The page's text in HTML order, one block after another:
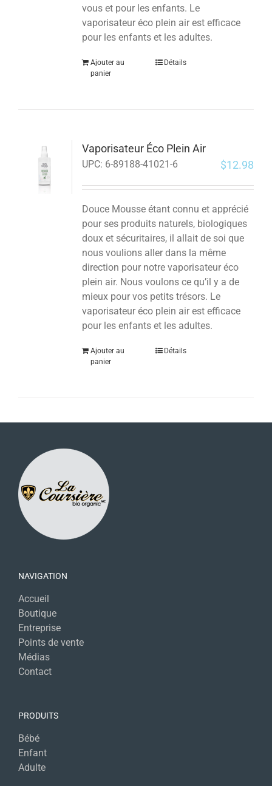
vous et pour les enfants. Le
vaporisateur éco plein air est efficace
pour les enfants et les adultes.
Ajouter au
panier
Détails
Vaporisateur Éco Plein Air
UPC: 6-89188-41021-6 $12.98
Douce Mousse étant connu et apprécié
pour ses produits naturels, biologiques
doux et sécuritaires, il allait de soi que
nous voulions aller dans la même
direction pour notre vaporisateur éco
plein air. Nous voulons ce qu’il y a de
mieux pour vos petits trésors. Le
vaporisateur éco plein air est efficace
pour les enfants et les adultes.
Ajouter au
panier
Détails
NAVIGATION
Accueil
Boutique
Entreprise
Points de vente
Médias
Contact
PRODUITS
Bébé
Enfant
Adulte